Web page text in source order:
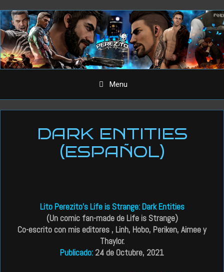
Aller
au
contenu
Menu
DARK ENTITIES
(ESPAÑOL)
Lito Perezito’s Life is Strange: Dark Entities
(Un comic fan-made de Life is Strange)
Co-escrito con mis editores , Linh, Hobo, Periken, Aimee y
Thaylor.
Publicado: 24 de Octubre, 2021